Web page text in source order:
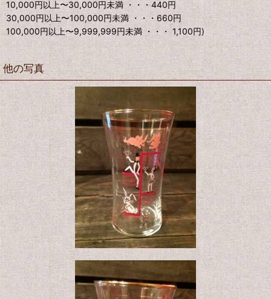
10,000円以上〜30,000円未満 ・・・440円
30,000円以上〜100,000円未満 ・・・660円
100,000円以上〜9,999,999円未満 ・・・ 1,100円)
他の写真